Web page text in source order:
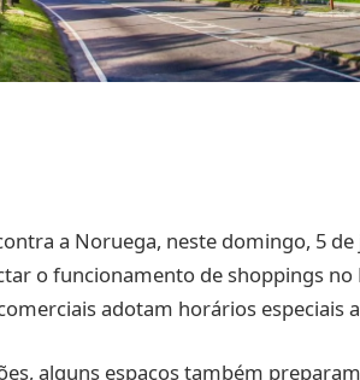
a Noruega, neste domingo, 5
o funcionamento de shoppings no
adotam horários especiais
alguns espaços também